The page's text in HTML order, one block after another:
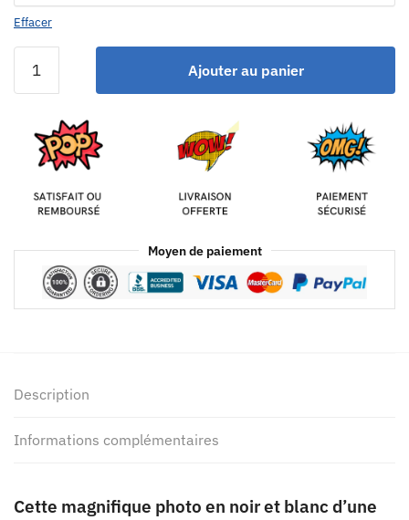
Effacer
Ajouter au panier
Moyen de paiement
Description
Informations complémentaires
Cette magnifique photo en noir et blanc d’une